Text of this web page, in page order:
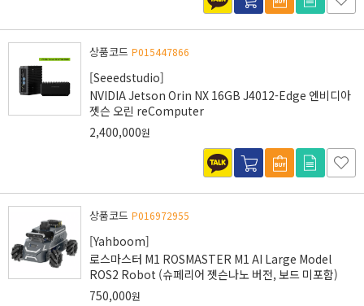
상품코드 P015447866
[Seeedstudio]
NVIDIA Jetson Orin NX 16GB J4012-Edge 엔비디아
젯슨 오린 reComputer
2,400,000원
상품코드 P016972955
[Yahboom]
로스마스터 M1 ROSMASTER M1 AI Large Model
ROS2 Robot (슈페리어 젯슨나노 버전, 보드 미포함)
750,000원